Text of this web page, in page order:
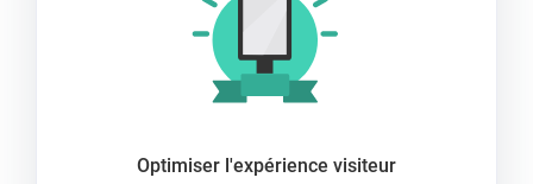
Optimiser l'expérience visiteur